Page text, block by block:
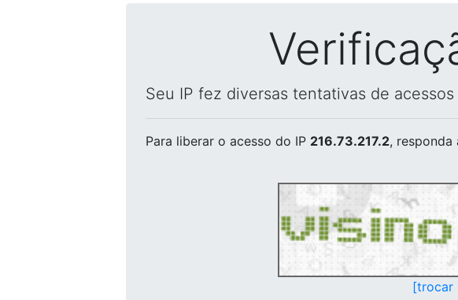
Seu IP fez diversas tentativas de
Para liberar o acesso do IP 216.73.217.2, responda
[trocar